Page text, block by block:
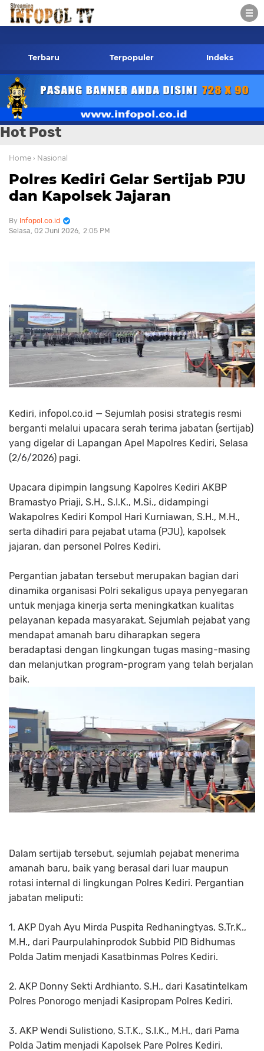
Kontak Redaksi- 085784424805 wa
Terbaru Terpopuler Indeks
Hot Post
Home › Nasional
Polres Kediri Gelar Sertijab PJU
dan Kapolsek Jajaran
Infopol.co.id
Selasa, 02 Juni 2026
2:05 PM
Kediri, infopol.co.id — Sejumlah posisi strategis resmi
berganti melalui upacara serah terima jabatan (sertijab)
yang digelar di Lapangan Apel Mapolres Kediri, Selasa
(2/6/2026) pagi.
Upacara dipimpin langsung Kapolres Kediri AKBP
Bramastyo Priaji, S.H., S.I.K., M.Si., didampingi
Wakapolres Kediri Kompol Hari Kurniawan, S.H., M.H.,
serta dihadiri para pejabat utama (PJU), kapolsek
jajaran, dan personel Polres Kediri.
Pergantian jabatan tersebut merupakan bagian dari
dinamika organisasi Polri sekaligus upaya penyegaran
untuk menjaga kinerja serta meningkatkan kualitas
pelayanan kepada masyarakat. Sejumlah pejabat yang
mendapat amanah baru diharapkan segera
beradaptasi dengan lingkungan tugas masing-masing
dan melanjutkan program-program yang telah berjalan
baik.
Dalam sertijab tersebut, sejumlah pejabat menerima
amanah baru, baik yang berasal dari luar maupun
rotasi internal di lingkungan Polres Kediri. Pergantian
jabatan meliputi:
1. AKP Dyah Ayu Mirda Puspita Redhaningtyas, S.Tr.K.,
M.H., dari Paurpulahinprodok Subbid PID Bidhumas
Polda Jatim menjadi Kasatbinmas Polres Kediri.
2. AKP Donny Sekti Ardhianto, S.H., dari Kasatintelkam
Polres Ponorogo menjadi Kasipropam Polres Kediri.
3. AKP Wendi Sulistiono, S.T.K., S.I.K., M.H., dari Pama
Polda Jatim menjadi Kapolsek Pare Polres Kediri.